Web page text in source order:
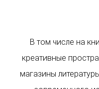
В том числе на
креативные
магазины